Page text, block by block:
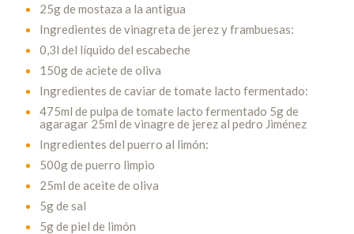
25g de mostaza a la antigua
Ingredientes de vinagreta de jerez y frambuesas:
0,3l del líquido del escabeche
150g de aciete de oliva
Ingredientes de caviar de tomate lacto fermentado:
475ml de pulpa de tomate lacto fermentado 5g de
agaragar 25ml de vinagre de jerez al pedro Jiménez
Ingredientes del puerro al limón:
500g de puerro limpio
25ml de aceite de oliva
5g de sal
5g de piel de limón